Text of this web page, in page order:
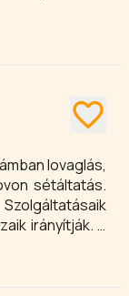
lovaglás,
sétáltatás.
irányítják. A